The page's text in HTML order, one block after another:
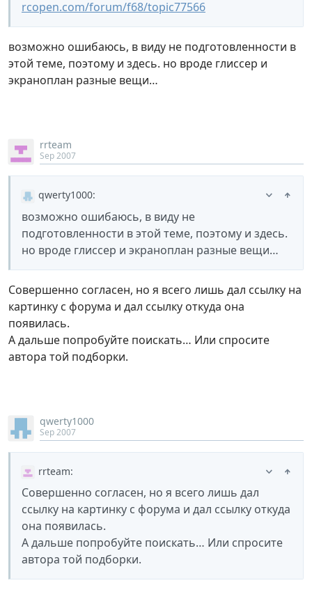
rcopen.com/forum/f68/topic77566
возможно ошибаюсь, в виду не подготовленности в
этой теме, поэтому и здесь. но вроде глиссер и
экраноплан разные вещи…
rrteam
Sep 2007
qwerty1000:
возможно ошибаюсь, в виду не
подготовленности в этой теме, поэтому и здесь.
но вроде глиссер и экраноплан разные вещи…
Совершенно согласен, но я всего лишь дал ссылку на
картинку с форума и дал ссылку откуда она
появилась.
А дальше попробуйте поискать… Или спросите
автора той подборки.
qwerty1000
Sep 2007
rrteam:
Совершенно согласен, но я всего лишь дал
ссылку на картинку с форума и дал ссылку откуда
она появилась.
А дальше попробуйте поискать… Или спросите
автора той подборки.